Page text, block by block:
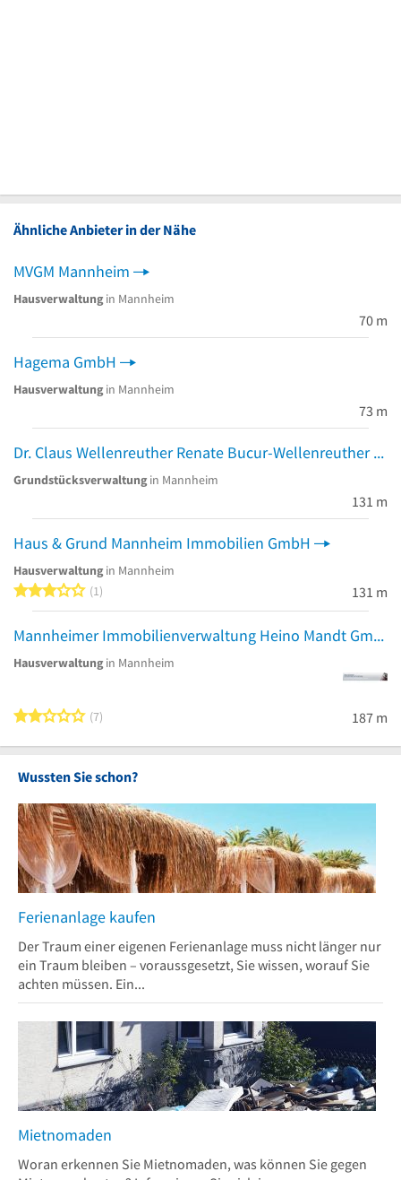
Ähnliche Anbieter in der Nähe
MVGM Mannheim
Hausverwaltung in Mannheim
70 m
Hagema GmbH
Hausverwaltung in Mannheim
73 m
Dr. Claus Wellenreuther Renate Bucur-Wellenreuther Hausverwaltung
Grundstücksverwaltung in Mannheim
131 m
Haus & Grund Mannheim Immobilien GmbH
Hausverwaltung in Mannheim
3 von 5 Sternen
1 131 m
Mannheimer Immobilienverwaltung Heino Mandt GmbH
Hausverwaltung in Mannheim
2 von 5 Sternen
7 187 m
Wussten Sie schon?
Ferienanlage kaufen
Der Traum einer eigenen Ferienanlage muss nicht länger nur
ein Traum bleiben – voraussgesetzt, Sie wissen, worauf Sie
achten müssen. Ein...
Mietnomaden
Woran erkennen Sie Mietnomaden, was können Sie gegen